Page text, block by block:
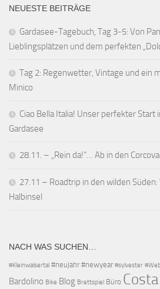
NEUESTE BEITRÄGE
Gardasee-Tagebuch, Tag 3-5: Von
Lieblingsplätzen und dem perfekten
Tag 2: Regenwetter, Vintage und ein
Minico
Ciao Bella Italia! Unser perfekter Start
Gardasee
28.11. – „Rein da!“… Ab in den
27.11 – Roadtrip in den wilden Süden:
Halbinsel
NACH WAS SUCHEN…
#Kleinwalsertal #neujahr #newyear #sylvester
Bardolino Bike Blog Brettspiel Büro